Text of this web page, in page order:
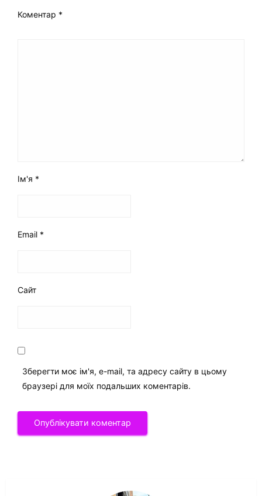
Коментар *
Ім'я *
Email *
Сайт
Зберегти моє ім'я, e-mail, та адресу сайту в цьому
браузері для моїх подальших коментарів.